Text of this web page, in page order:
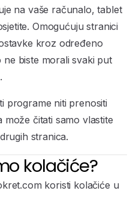
na vaše računalo, tablet
Omogućuju stranici
kroz određeno
biste morali svaki put
programe niti prenositi
čitati samo vlastite
stranica.
kolačiće?
koristi kolačiće u